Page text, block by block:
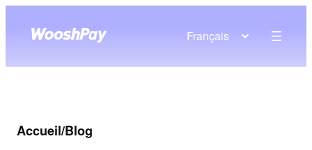
Français
Accueil/Blog